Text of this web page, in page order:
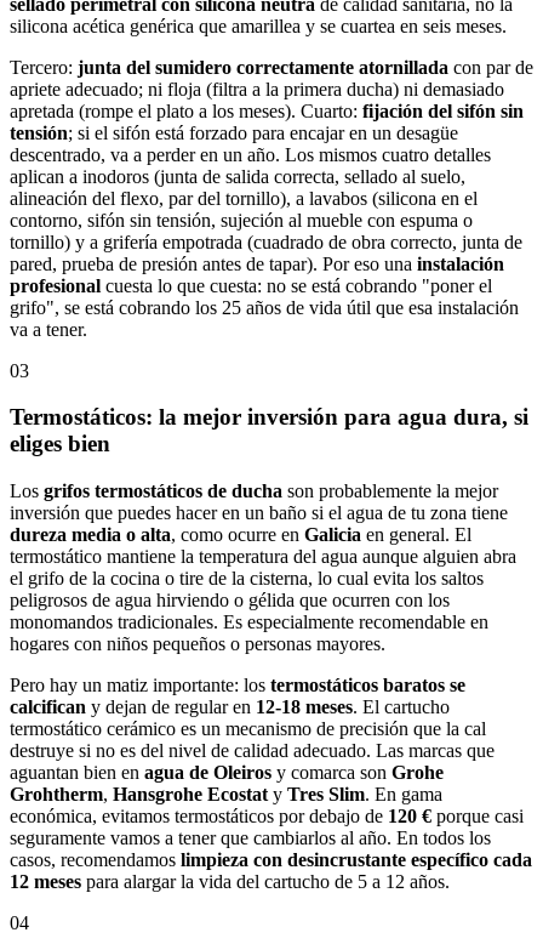
silicona acética genérica que amarillea y se cuartea en seis meses.
Tercero: junta del sumidero correctamente atornillada con par de
apriete adecuado; ni floja (filtra a la primera ducha) ni demasiado
apretada (rompe el plato a los meses). Cuarto: fijación del sifón sin
tensión; si el sifón está forzado para encajar en un desagüe
descentrado, va a perder en un año. Los mismos cuatro detalles
aplican a inodoros (junta de salida correcta, sellado al suelo,
alineación del flexo, par del tornillo), a lavabos (silicona en el
contorno, sifón sin tensión, sujeción al mueble con espuma o
tornillo) y a grifería empotrada (cuadrado de obra correcto, junta de
pared, prueba de presión antes de tapar). Por eso una instalación
profesional cuesta lo que cuesta: no se está cobrando "poner el
grifo", se está cobrando los 25 años de vida útil que esa instalación
va a tener.
03
Termostáticos: la mejor inversión para agua dura, si
eliges bien
Los grifos termostáticos de ducha son probablemente la mejor
inversión que puedes hacer en un baño si el agua de tu zona tiene
dureza media o alta, como ocurre en Galicia en general. El
termostático mantiene la temperatura del agua aunque alguien abra
el grifo de la cocina o tire de la cisterna, lo cual evita los saltos
peligrosos de agua hirviendo o gélida que ocurren con los
monomandos tradicionales. Es especialmente recomendable en
hogares con niños pequeños o personas mayores.
Pero hay un matiz importante: los termostáticos baratos se
calcifican y dejan de regular en 12-18 meses. El cartucho
termostático cerámico es un mecanismo de precisión que la cal
destruye si no es del nivel de calidad adecuado. Las marcas que
aguantan bien en agua de Oleiros y comarca son Grohe
Grohtherm, Hansgrohe Ecostat y Tres Slim. En gama
económica, evitamos termostáticos por debajo de 120 € porque casi
seguramente vamos a tener que cambiarlos al año. En todos los
casos, recomendamos limpieza con desincrustante específico cada
12 meses para alargar la vida del cartucho de 5 a 12 años.
04